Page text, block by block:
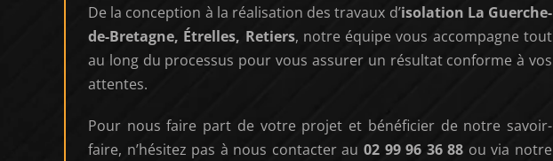
De la conception à la réalisation des travaux d’isolation La Guerche-
de-Bretagne, Étrelles, Retiers, notre équipe vous accompagne tout
au long du processus pour vous assurer un résultat conforme à vos
attentes.
Pour nous faire part de votre projet et bénéficier de notre savoir-
faire, n’hésitez pas à nous contacter au 02 99 96 36 88 ou via notre